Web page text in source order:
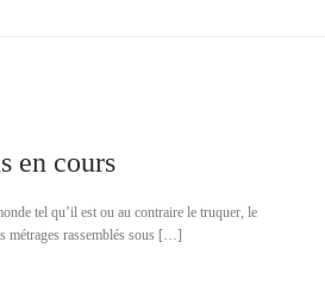
en cours
tel qu’il est ou au contraire le truquer, le
métrages rassemblés sous […]